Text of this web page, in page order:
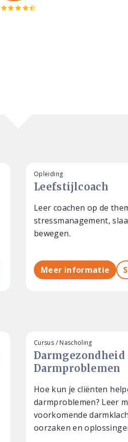
Leefstijlcoach
Opleiding
Leer coachen op de
stressmanagement,
bewegen.
Meer informatie
Darmgezondheid
Darmproblemen
Cursus / Nascholing
Hoe kun je cliënten
darmproblemen? Leer
voorkomende
oorzaken en